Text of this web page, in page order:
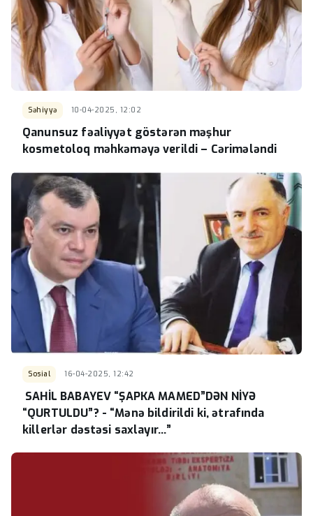
Səhiyyə 10-04-2025, 12:02
Qanunsuz fəaliyyət göstərən məşhur
kosmetoloq məhkəməyə verildi – Cərimələndi
Sosial 16-04-2025, 12:42
SAHİL BABAYEV “ŞAPKA MAMED”DƏN NİYƏ
“QURTULDU”? - “Mənə bildirildi ki, ətrafında
killerlər dəstəsi saxlayır...”